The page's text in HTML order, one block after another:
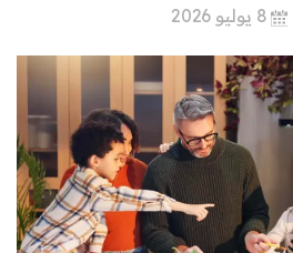
8 يوليو 2026